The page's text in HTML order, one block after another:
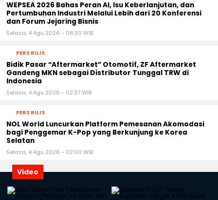
WEPSEA 2026 Bahas Peran AI, Isu Keberlanjutan, dan
Pertumbuhan Industri Melalui Lebih dari 20 Konferensi
dan Forum Jejaring Bisnis
Selasa, 4 Agu 2026 - 06:30 WIB
PERS RILIS
Bidik Pasar “Aftermarket” Otomotif, ZF Aftermarket
Gandeng MKN sebagai Distributor Tunggal TRW di
Indonesia
Selasa, 4 Agu 2026 - 02:37 WIB
PERS RILIS
NOL World Luncurkan Platform Pemesanan Akomodasi
bagi Penggemar K-Pop yang Berkunjung ke Korea
Selatan
Selasa, 4 Agu 2026 - 02:00 WIB
Video